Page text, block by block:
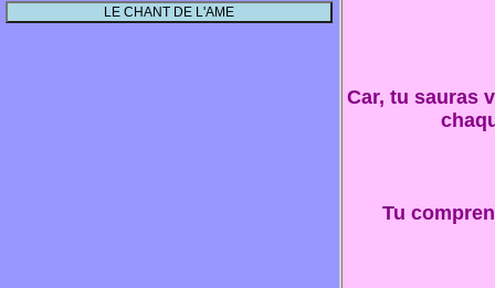
Car, tu sauras
Tu